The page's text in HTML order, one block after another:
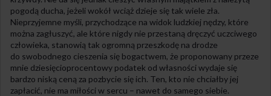
pogodą ducha, jeżeli wokół wciąż dzieje się tak wiele zła.
Nieprzyjemne myśli, przychodzące na widok ludzkiej nędzy, które
można zagłuszyć, ale które nigdy nie przestaną dręczyć uczciwego
człowieka, stanowią tak ogromną przeszkodę na drodze
do swobodnego cieszenia się bogactwem, że proponowany przeze
mnie dziesięcioprocentowy podatek od własności wydaje się
bardzo niską ceną za pozbycie się ich. Ten, kto nie chciałby jej
zapłacić, nie ma miłości w sercu – nawet do samego siebie.